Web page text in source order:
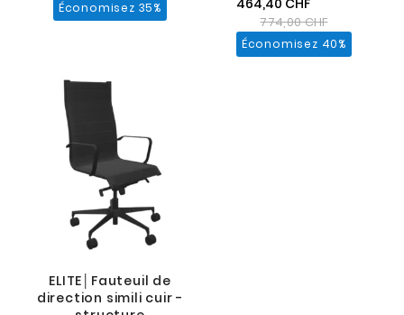
Économisez 35% 464,40 CHF
774,00 CHF
Économisez 40%
ELITE│Fauteuil de
direction simili cuir -